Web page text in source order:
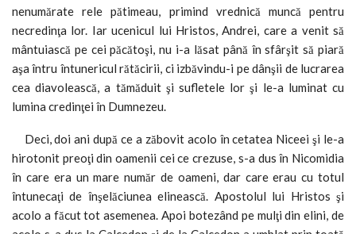
nenumărate rele pătimeau, primind vrednică muncă pentru
necredinţa lor. Iar ucenicul lui Hristos, Andrei, care a venit să
mântuiască pe cei păcătoşi, nu i-a lăsat până în sfârşit să piară
aşa întru întunericul rătăcirii, ci izbăvindu-i pe dânşii de lucrarea
cea diavolească, a tămăduit şi sufletele lor şi le-a luminat cu
lumina credinţei în Dumnezeu.
Deci, doi ani după ce a zăbovit acolo în cetatea Niceei şi le-a
hirotonit preoţi din oamenii cei ce crezuse, s-a dus în Nicomidia
în care era un mare număr de oameni, dar care erau cu totul
întunecaţi de înşelăciunea elinească. Apostolul lui Hristos şi
acolo a făcut tot asemenea. Apoi botezând pe mulţi din elini, de